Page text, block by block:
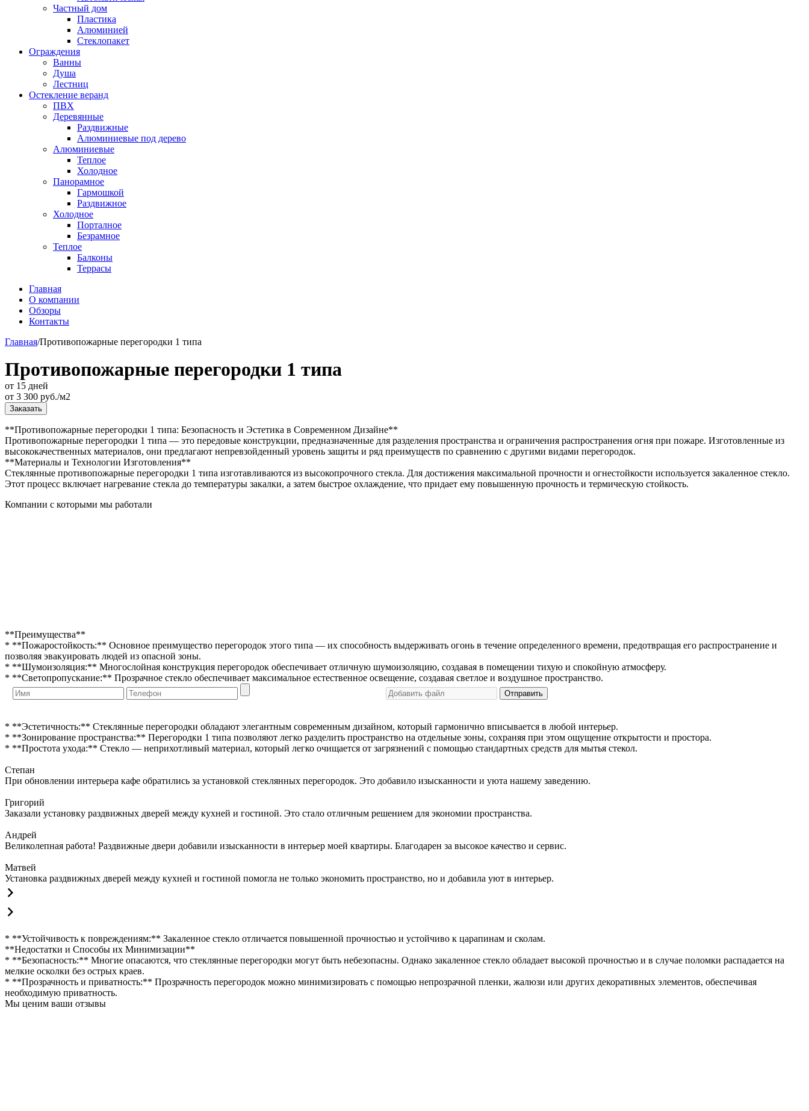
Частный дом
Пластика
Алюминией
Стеклопакет
Ограждения
Ванны
Душа
Лестниц
Остекление веранд
ПВХ
Деревянные
Раздвижные
Алюминиевые под дерево
Алюминиевые
Теплое
Холодное
Панорамное
Гармошкой
Раздвижное
Холодное
Порталное
Безрамное
Теплое
Балконы
Террасы
Главная
О компании
Обзоры
Контакты
Главная/Противопожарные перегородки 1 типа
Противопожарные перегородки 1 типа
от 15 дней
от 3 300 руб./м2
Заказать
**Противопожарные перегородки 1 типа: Безопасность и Эстетика в Современном Дизайне**
Противопожарные перегородки 1 типа — это передовые конструкции, предназначенные для разделения пространства и ограничения распространения огня при пожаре. Изготовленные из
высококачественных материалов, они предлагают непревзойденный уровень защиты и ряд преимуществ по сравнению с другими видами перегородок.
**Материалы и Технологии Изготовления**
Стеклянные противопожарные перегородки 1 типа изготавливаются из высокопрочного стекла. Для достижения максимальной прочности и огнестойкости используется закаленное стекло.
Этот процесс включает нагревание стекла до температуры закалки, а затем быстрое охлаждение, что придает ему повышенную прочность и термическую стойкость.
Компании с которыми мы работали
**Преимущества**
* **Пожаростойкость:** Основное преимущество перегородок этого типа — их способность выдерживать огонь в течение определенного времени, предотвращая его распространение и
позволяя эвакуировать людей из опасной зоны.
* **Шумоизоляция:** Многослойная конструкция перегородок обеспечивает отличную шумоизоляцию, создавая в помещении тихую и спокойную атмосферу.
* **Светопропускание:** Прозрачное стекло обеспечивает максимальное естественное освещение, создавая светлое и воздушное пространство.
Отправить
* **Эстетичность:** Стеклянные перегородки обладают элегантным современным дизайном, который гармонично вписывается в любой интерьер.
* **Зонирование пространства:** Перегородки 1 типа позволяют легко разделить пространство на отдельные зоны, сохраняя при этом ощущение открытости и простора.
* **Простота ухода:** Стекло — неприхотливый материал, который легко очищается от загрязнений с помощью стандартных средств для мытья стекол.
Степан
При обновлении интерьера кафе обратились за установкой стеклянных перегородок. Это добавило изысканности и уюта нашему заведению.
Григорий
Заказали установку раздвижных дверей между кухней и гостиной. Это стало отличным решением для экономии пространства.
Андрей
Великолепная работа! Раздвижные двери добавили изысканности в интерьер моей квартиры. Благодарен за высокое качество и сервис.
Матвей
Установка раздвижных дверей между кухней и гостиной помогла не только экономить пространство, но и добавила уют в интерьер.
* **Устойчивость к повреждениям:** Закаленное стекло отличается повышенной прочностью и устойчиво к царапинам и сколам.
**Недостатки и Способы их Минимизации**
* **Безопасность:** Многие опасаются, что стеклянные перегородки могут быть небезопасны. Однако закаленное стекло обладает высокой прочностью и в случае поломки распадается на
мелкие осколки без острых краев.
* **Прозрачность и приватность:** Прозрачность перегородок можно минимизировать с помощью непрозрачной пленки, жалюзи или других декоративных элементов, обеспечивая
необходимую приватность.
Мы ценим ваши отзывы